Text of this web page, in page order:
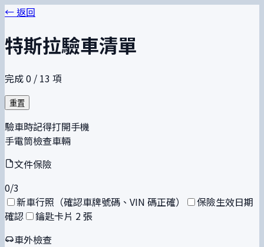
← 返回
特斯拉驗車清單
完成0 / 13 項
重置
驗車時記得打開手機
手電筒檢查車輛
文件保險
0/3
新車行照（確認車牌號碼、VIN 碼正確）
保險生效日期
確認
鑰匙卡片 2 張
車外檢查